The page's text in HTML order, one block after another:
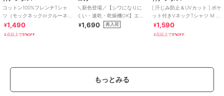
コットン100%フレンチTシャ
ツ（モックネックorクルーネ
ック） [C4819]
¥1,490
2点以上で5%OFF
＼新色登場／【シワになりに
くい・速乾・乾燥機OK】エン
ボスドルマントップス 全5色
¥1,690 再入荷
[ 汗じみ防止＆UVカット ] ポケ
ット付きVネックTシャツ M L
XL [C7575]
¥1,590
2点以上で5%OFF
もっとみる